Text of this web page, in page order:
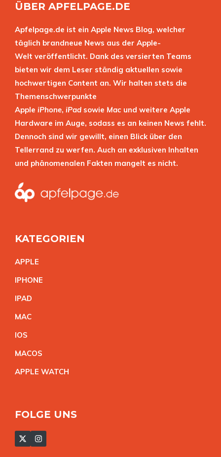
ÜBER APFELPAGE.DE
Apfelpage.de ist ein Apple News Blog, welcher
täglich brandneue News aus der Apple-
Welt veröffentlicht. Dank des versierten Teams
bieten wir dem Leser ständig aktuellen sowie
hochwertigen Content an. Wir halten stets die
Themenschwerpunkte
Apple iPhone, iPad sowie Mac und weitere Apple
Hardware im Auge, sodass es an keinen News fehlt.
Dennoch sind wir gewillt, einen Blick über den
Tellerrand zu werfen. Auch an exklusiven Inhalten
und phänomenalen Fakten mangelt es nicht.
KATEGORIEN
APPLE
IPHONE
IPAD
MAC
IOS
MACOS
APPLE WATCH
FOLGE UNS